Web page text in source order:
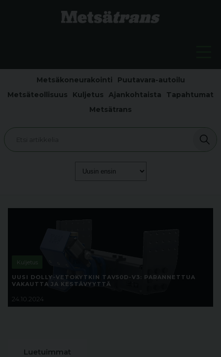
Metsäkoneurakointi
Puutavara-autoilu
Metsäteollisuus
Kuljetus Ajankohtaista
Tapahtumat
Metsätrans
Kuljetus
UUSI DOLLY-VETOKYTKIN TAV50D-V3: PARANNETTUA
VAKAUTTA JA KESTÄVYYTTÄ
24.10.2024
Luetuimmat